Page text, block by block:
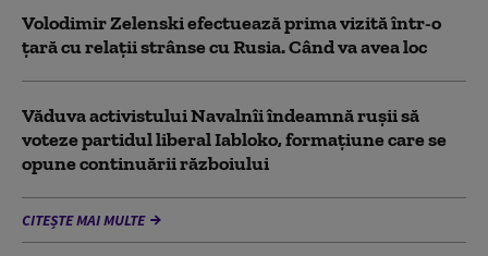
Volodimir Zelenski efectuează prima vizită într-o
țară cu relații strânse cu Rusia. Când va avea loc
Văduva activistului Navalnîi îndeamnă ruşii să
voteze partidul liberal Iabloko, formațiune care se
opune continuării războiului
CITEȘTE MAI MULTE